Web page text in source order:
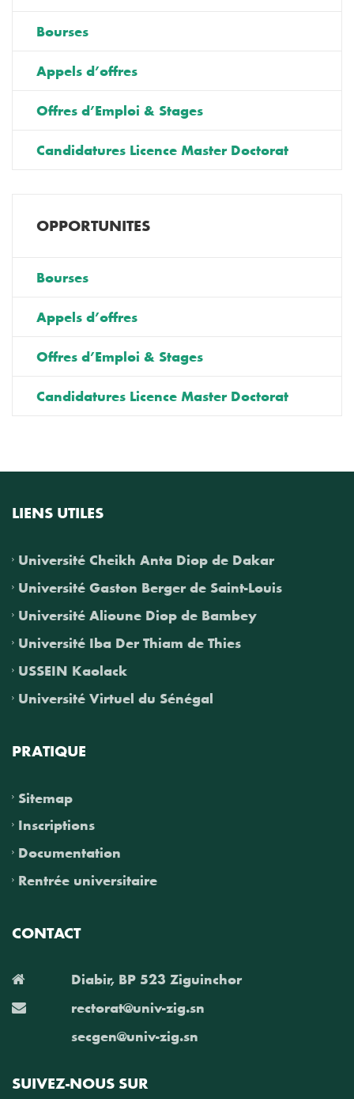
Bourses
Appels d’offres
Offres d’Emploi & Stages
Candidatures Licence Master Doctorat
OPPORTUNITES
Bourses
Appels d’offres
Offres d’Emploi & Stages
Candidatures Licence Master Doctorat
LIENS UTILES
Université Cheikh Anta Diop de Dakar
Université Gaston Berger de Saint-Louis
Université Alioune Diop de Bambey
Université Iba Der Thiam de Thies
USSEIN Kaolack
Université Virtuel du Sénégal
PRATIQUE
Sitemap
Inscriptions
Documentation
Rentrée universitaire
CONTACT
Diabir, BP 523 Ziguinchor
rectorat@univ-zig.sn
secgen@univ-zig.sn
SUIVEZ-NOUS SUR